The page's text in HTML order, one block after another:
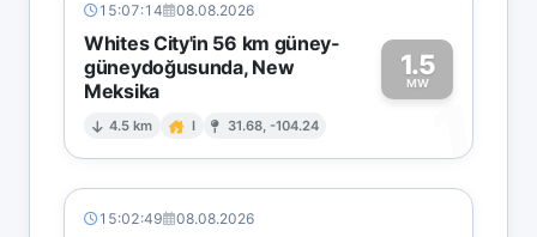
15:07:14 08.08.2026
Whites City'in 56 km güney-
güneydoğusunda, New
Meksika
4.5 km I 31.68, -104.24
1.5
MW
1
15:02:49 08.08.2026